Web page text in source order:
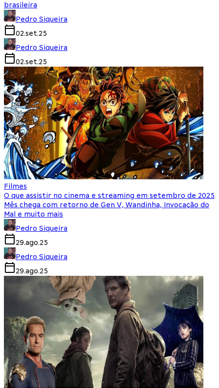
brasileira
Pedro Siqueira
02.set.25
Pedro Siqueira
02.set.25
Filmes
O que assistir no cinema e streaming em setembro de 2025
Mês chega com retorno de Gen V, Wandinha, Invocação do
Mal e muito mais
Pedro Siqueira
29.ago.25
Pedro Siqueira
29.ago.25